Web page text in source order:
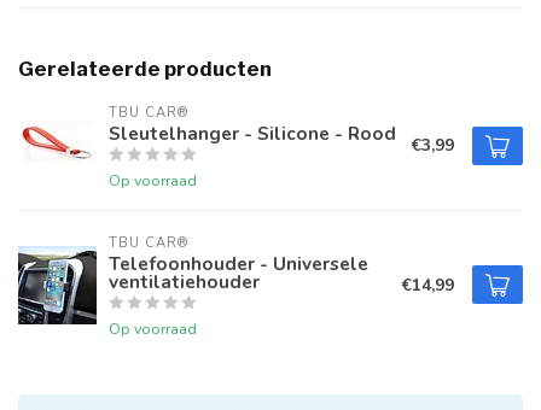
Gerelateerde producten
TBU CAR®
Sleutelhanger - Silicone - Rood
Op voorraad
€3,99
TBU CAR®
Telefoonhouder - Universele
ventilatiehouder
Op voorraad
€14,99